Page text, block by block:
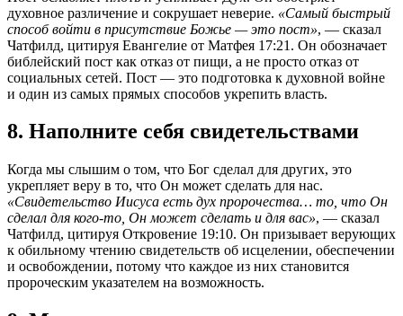
духовное различение и сокрушает неверие. «Самый быстрый
способ войти в присутствие Божье — это пост», — сказал
Чатфилд, цитируя Евангелие от Матфея 17:21. Он обозначает
библейский пост как отказ от пищи, а не просто отказ от
социальных сетей. Пост — это подготовка к духовной войне
и один из самых прямых способов укрепить власть.
8. Наполните себя свидетельствами
Когда мы слышим о том, что Бог сделал для других, это
укрепляет веру в то, что Он может сделать для нас.
«Свидетельство Иисуса есть дух пророчества… то, что Он
сделал для кого-то, Он может сделать и для вас», — сказал
Чатфилд, цитируя Откровение 19:10. Он призывает верующих
к обильному чтению свидетельств об исцелении, обеспечении
и освобождении, потому что каждое из них становится
пророческим указателем на возможность.